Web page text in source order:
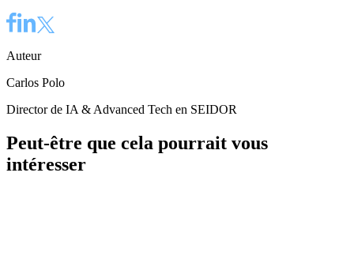
Auteur
Carlos Polo
Director de IA & Advanced Tech en SEIDOR
Peut-être que cela pourrait vous
intéresser